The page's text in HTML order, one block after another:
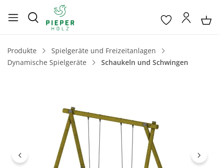
Produkte
Spielgeräte und Freizeitanlagen
Dynamische Spielgeräte
Schaukeln und Schwingen
Bildergalerie überspringen